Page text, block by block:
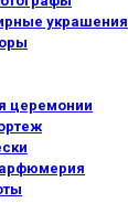
украшения
церемонии